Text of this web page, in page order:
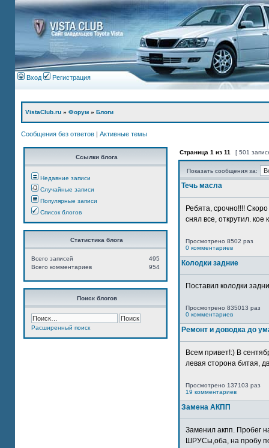
Вход Регистрация
VistaClub.ru » Форум » Блоги
Сообщения без ответов | Активные темы
Ссылки блога
Недавние записи
Случайные записи
Популярные записи
Список блогов
Статистика блога
495
Всего записей
954
Всего комментариев
Поиск блогов
Расширенный поиск
Страница 1 из 11 [ 501
Показать сообщения за:
Течь масла
Ребята, срочно!!!!
снял все, открутил. кое
Просмотрено 8502 раз
0 комментариев
Колодки задние
Поставил колодки
Просмотрено 835013 раз
0 комментариев
Ремонт и доводка до
Всем привет!:) В
левая сторона битая,
Просмотрено 137103 раз
19 комментариев
Замена АКПП
Заменил акпп. Пробег
ШРУСы,оба, на пробу